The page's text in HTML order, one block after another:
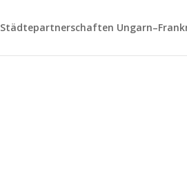
Städtepartnerschaften